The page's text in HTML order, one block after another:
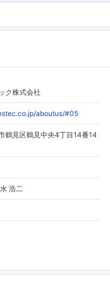
ク株式会社
aboutus/#05
鶴見区鶴見中央4丁目14番14
浩二